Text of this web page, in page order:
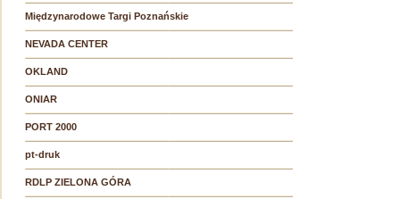
Międzynarodowe Targi Poznańskie
NEVADA CENTER
OKLAND
ONIAR
PORT 2000
pt-druk
RDLP ZIELONA GÓRA